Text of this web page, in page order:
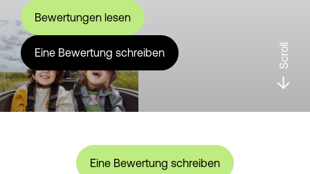
Bewertungen lesen
Eine Bewertung schreiben Scroll
Eine Bewertung schreiben